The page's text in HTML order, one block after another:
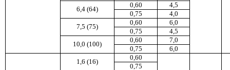
6,4 (64)
0,60
4,5
0,75
4,0
7,5 (75)
0,60
6,0
0,75
4,5
10,0 (100)
0,60
7,0
0,75
6,0
1,6 (16)
0,60
0,75